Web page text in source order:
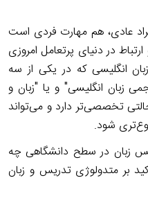
عادی، هم مهارت فردی است
در دنیای پرتعامل امروزی
انگلیسی که در یکی از سه
زبان انگلیسی" و یا "زبان و
تخصصی‌تر دارد و می‌تواند
شود.
زبان در سطح دانشگاهی چه
بر متدولوژی تدریس و زبان